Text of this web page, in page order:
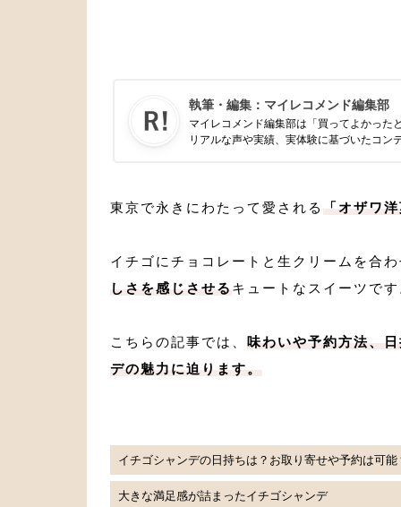
執筆・編集： マイレコメンド編集部
マイレコメンド編集部は「買ってよかった
リアルな声や実績、実体験に基づいたコン
東京で永きにわたって愛される 「オザワ
イチゴにチョコレートと生クリームを合
しさを感じさせる キュートなスイーツで
こちらの記事では、 味わいや予約方法、
デの魅力に迫ります。
イチゴシャンデの日持ちは？お取り寄せや予約は可能
大きな満足感が詰まったイチゴシャンデ